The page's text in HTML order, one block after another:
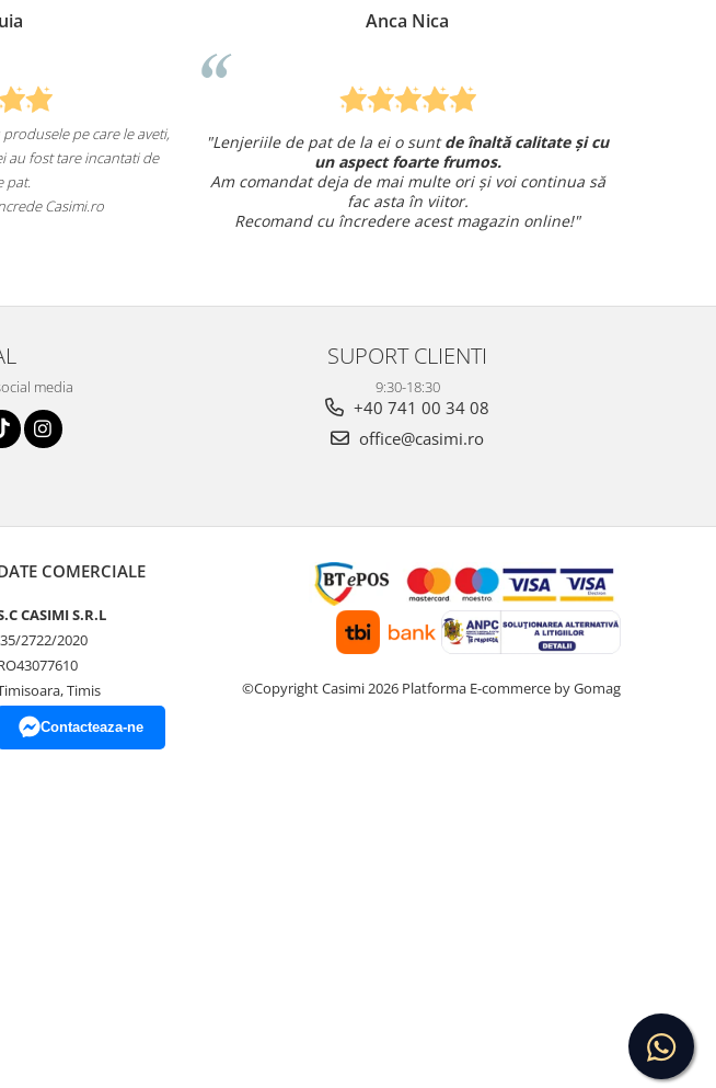
pe care le aveti,
incantati de
Anca Nica
"Lenjeriile de pat de la ei o suntde înaltă calitate și cu
un aspect foarte frumos.
Am comandat deja de mai multe ori și voi continua să
fac asta în viitor.
Recomand cu încredere acest magazin online!"
media
SUPORT CLIENTI
9:30-18:30
+40 741 00 34 08
office@casimi.ro
COMERCIALE
CASIMI S.R.L
2722/2020
Timis
Contacteaza-ne
©Copyright Casimi 2026 Platforma E-commerce by Gomag